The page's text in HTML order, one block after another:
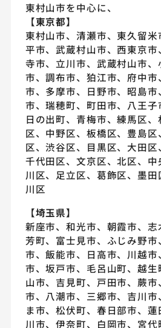
東村山市を中心に、
【東京都】
東村山市、清瀬市、東久留
平市、武蔵村山市、西東京
寺市、立川市、武蔵村山市
市、調布市、狛江市、府中
市、多摩市、日野市、昭島
市、瑞穂町、町田市、八王子
日の出町、青梅市、練馬区
区、中野区、板橋区、豊島
区、渋谷区、目黒区、大田区
千代田区、文京区、北区、
川区、足立区、葛飾区、墨
川区
【埼玉県】
新座市、和光市、朝霞市、
芳町、富士見市、ふじみ野
市、飯能市、日高市、川越
市、坂戸市、毛呂山町、越
山市、吉見町、戸田市、蕨
市、八潮市、三郷市、吉川
ま市、松伏町、春日部市、
川市、伊奈町、白岡市、宮